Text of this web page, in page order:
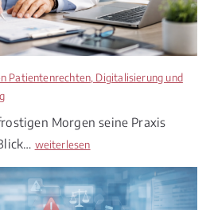
Patientenrechten, Digitalisierung und
Morgen seine Praxis
M
d
i
weiterlesen